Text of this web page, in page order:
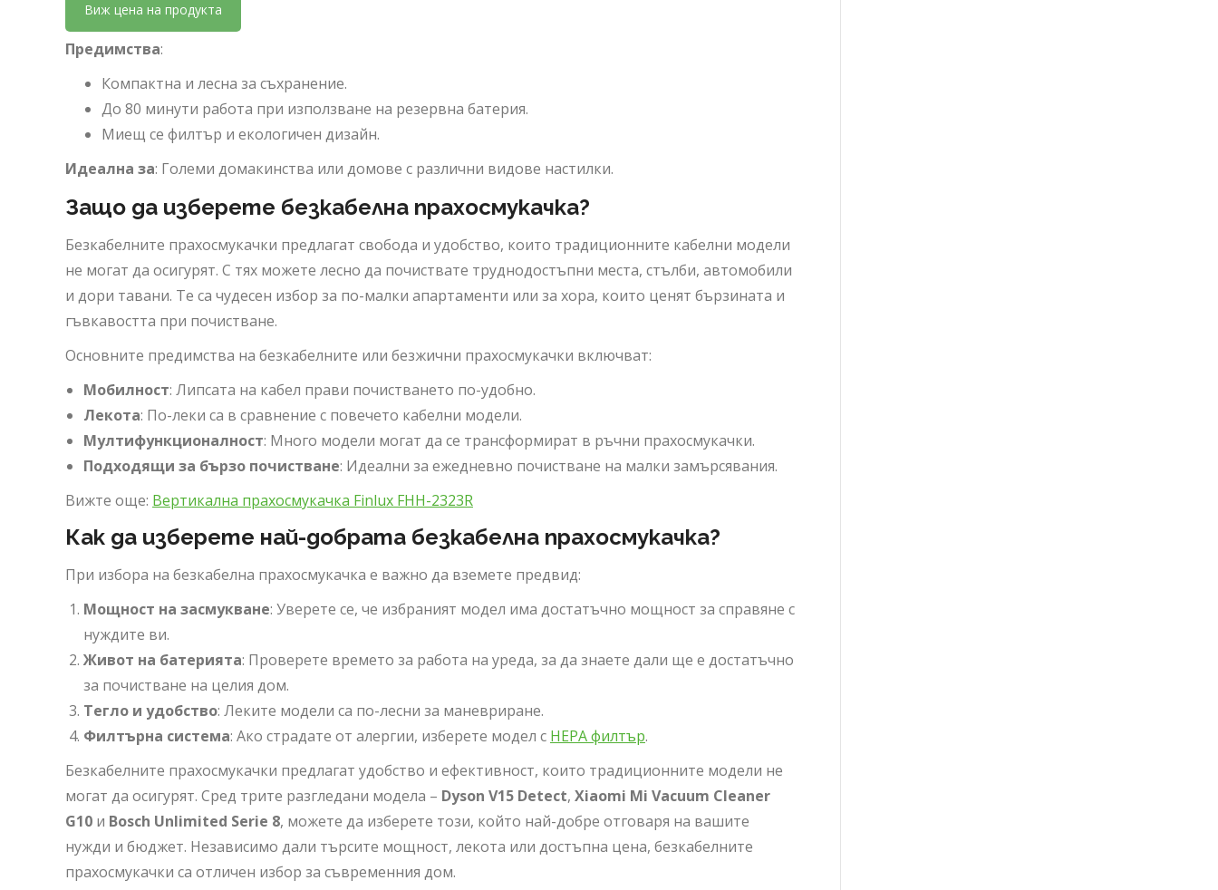
Виж цена на продукта
Предимства:
Компактна и лесна за съхранение.
До 80 минути работа при използване на резервна батерия.
Миещ се филтър и екологичен дизайн.
Идеална за: Големи домакинства или домове с различни видове настилки.
Защо да изберете безкабелна прахосмукачка?
Безкабелните прахосмукачки предлагат свобода и удобство, които традиционните кабелни модели
не могат да осигурят. С тях можете лесно да почиствате труднодостъпни места, стълби, автомобили
и дори тавани. Те са чудесен избор за по-малки апартаменти или за хора, които ценят бързината и
гъвкавостта при почистване.
Основните предимства на безкабелните или безжични прахосмукачки включват:
Мобилност: Липсата на кабел прави почистването по-удобно.
Лекота: По-леки са в сравнение с повечето кабелни модели.
Мултифункционалност: Много модели могат да се трансформират в ръчни прахосмукачки.
Подходящи за бързо почистване: Идеални за ежедневно почистване на малки замърсявания.
Вижте още: Вертикална прахосмукачка Finlux FHH-2323R
Как да изберете най-добрата безкабелна прахосмукачка?
При избора на безкабелна прахосмукачка е важно да вземете предвид:
Мощност на засмукване: Уверете се, че избраният модел има достатъчно мощност за справяне с
нуждите ви.
Живот на батерията: Проверете времето за работа на уреда, за да знаете дали ще е достатъчно
за почистване на целия дом.
Тегло и удобство: Леките модели са по-лесни за маневриране.
Филтърна система: Ако страдате от алергии, изберете модел с HEPA филтър.
Безкабелните прахосмукачки предлагат удобство и ефективност, които традиционните модели не
могат да осигурят. Сред трите разгледани модела – Dyson V15 Detect, Xiaomi Mi Vacuum Cleaner
G10 и Bosch Unlimited Serie 8, можете да изберете този, който най-добре отговаря на вашите
нужди и бюджет. Независимо дали търсите мощност, лекота или достъпна цена, безкабелните
прахосмукачки са отличен избор за съвременния дом.